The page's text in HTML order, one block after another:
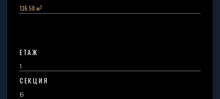
136.58 м2
ЕТАЖ
1
СЕКЦИЯ
Б